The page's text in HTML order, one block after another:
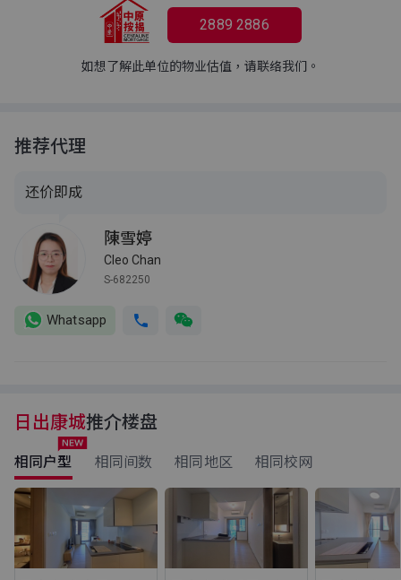
2889 2886
如想了解此单位的物业估值，请联络我们。
推荐代理
还价即成
陳雪婷
Cleo Chan
S-682250
Whatsapp
日出康城推介楼盘
相同户型 相同间数 相同地区 相同校网